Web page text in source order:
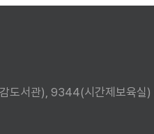
도서관), 9344(시간제보육실)